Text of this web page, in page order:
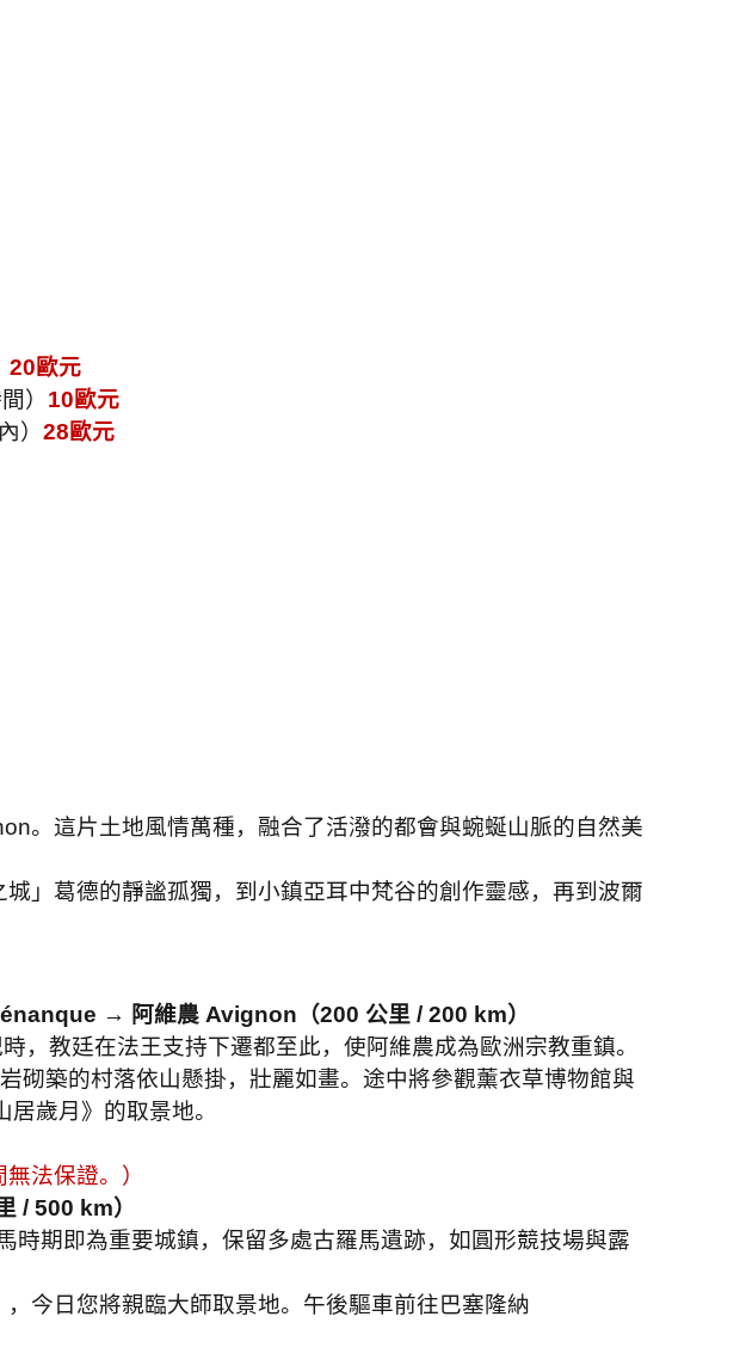
20歐元
） 10歐元
） 28歐元
。這片土地風情萬種，融合了活潑的都會與蜿蜒山脈的自然美
」葛德的靜謐孤獨，到小鎮亞耳中梵谷的創作靈感，再到波爾
→ 阿維農 Avignon （200 公里 / 200 km）
，教廷在法王支持下遷都至此，使阿維農成為歐洲宗教重鎮。
砌築的村落依山懸掛，壯麗如畫。途中將參觀薰衣草博物館與
歲月》的取景地。
法保證。）
/ 500 km）
時期即為重要城鎮，保留多處古羅馬遺跡，如圓形競技場與露
今日您將親臨大師取景地。午後驅車前往巴塞隆納